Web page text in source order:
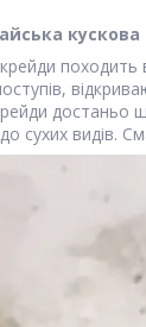
кускова
крейди
достаньо
сухих видів.